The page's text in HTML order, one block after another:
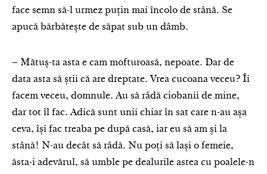
face semn să-l urmez puțin mai încolo de stână. Se
apucă bărbătește de săpat sub un dâmb.
– Mătuș-ta asta e cam mofturoasă, nepoate. Dar de
data asta să știi că are dreptate. Vrea cucoana veceu? Îi
facem veceu, domnule. Au să râdă ciobanii de mine,
dar tot îl fac. Adică sunt unii chiar în sat care n-au așa
ceva, își fac treaba pe după casă, iar eu să am și la
stână! N-au decât să râdă. Nu poți să lași o femeie,
ăsta-i adevărul, să umble pe dealurile astea cu poalele-n